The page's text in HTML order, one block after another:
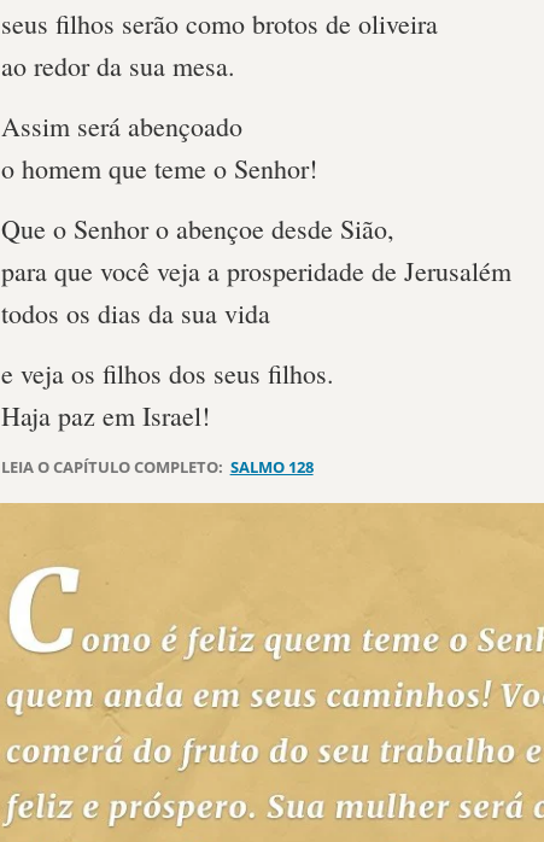
seus filhos serão como brotos de oliveira
ao redor da sua mesa.
Assim será abençoado
o homem que teme o Senhor!
Que o Senhor o abençoe desde Sião,
para que você veja a prosperidade de Jerusalém
todos os dias da sua vida
e veja os filhos dos seus filhos.
Haja paz em Israel!
LEIA O CAPÍTULO COMPLETO: SALMO 128